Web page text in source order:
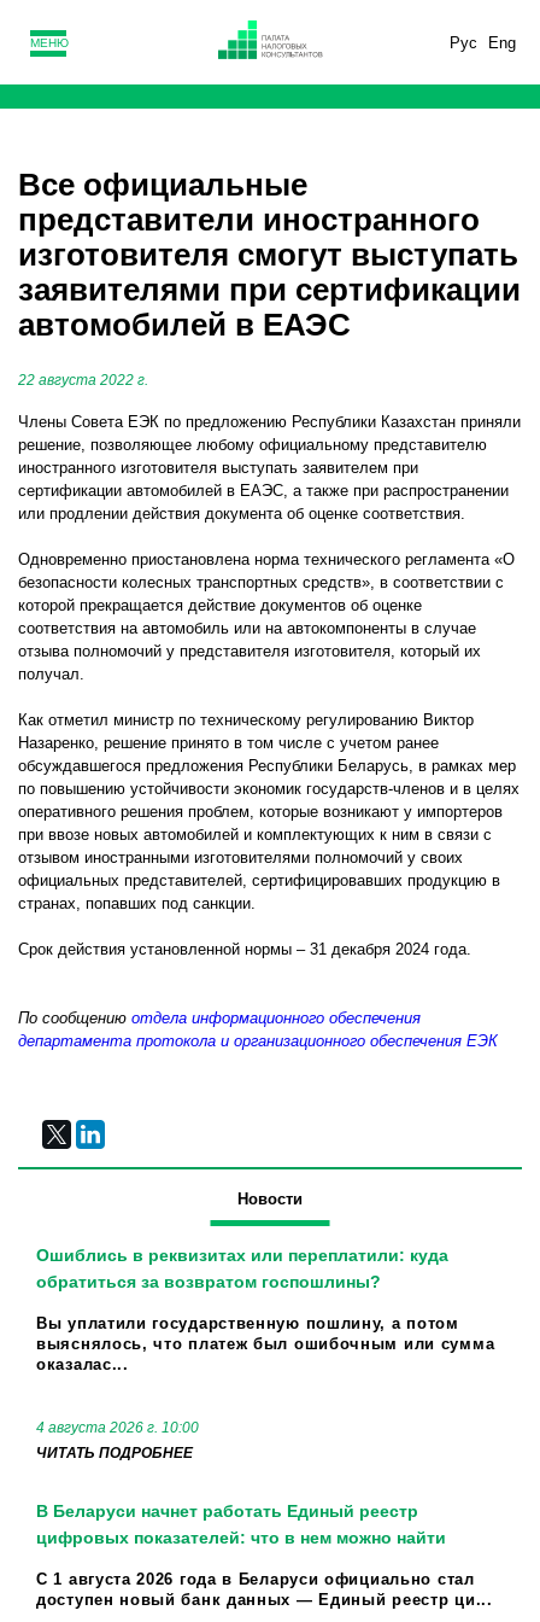
Рус Eng
МЕНЮ
Все официальные
представители иностранного
изготовителя смогут выступать
заявителями при сертификации
автомобилей в ЕАЭС
22 августа 2022 г.
Члены Совета ЕЭК по предложению Республики Казахстан приняли
решение, позволяющее любому официальному представителю
иностранного изготовителя выступать заявителем при
сертификации автомобилей в ЕАЭС, а также при распространении
или продлении действия документа об оценке соответствия.
Одновременно приостановлена норма технического регламента «О
безопасности колесных транспортных средств», в соответствии с
которой прекращается действие документов об оценке
соответствия на автомобиль или на автокомпоненты в случае
отзыва полномочий у представителя изготовителя, который их
получал.
Как отметил министр по техническому регулированию Виктор
Назаренко, решение принято в том числе с учетом ранее
обсуждавшегося предложения Республики Беларусь, в рамках мер
по повышению устойчивости экономик государств-членов и в целях
оперативного решения проблем, которые возникают у импортеров
при ввозе новых автомобилей и комплектующих к ним в связи с
отзывом иностранными изготовителями полномочий у своих
официальных представителей, сертифицировавших продукцию в
странах, попавших под санкции.
Срок действия установленной нормы – 31 декабря 2024 года.
По сообщению отдела информационного обеспечения
департамента протокола и организационного обеспечения ЕЭК
Новости
Ошиблись в реквизитах или переплатили: куда
обратиться за возвратом госпошлины?
Вы уплатили государственную пошлину, а потом
выяснялось, что платеж был ошибочным или сумма
оказалас...
4 августа 2026 г. 10:00
ЧИТАТЬ ПОДРОБНЕЕ
В Беларуси начнет работать Единый реестр
цифровых показателей: что в нем можно найти
С 1 августа 2026 года в Беларуси официально стал
доступен новый банк данных — Единый реестр ци...